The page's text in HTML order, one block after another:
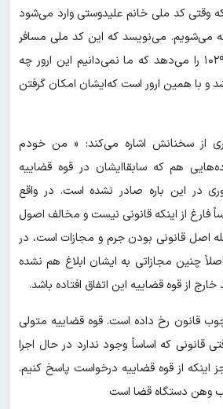
وقتی کد ملی خانم علیدوستی وارد می‌شود
می‌شویم. می‌نویسد که این کد ملی مسافر
ارور دارد و ارور شماره ۱۰۲۹۳ را می‌دهد که ما نمی‌دانیم این ارور چه
و با همین ارور است که‌ایشان امکان گرفتن
از سخنانش اشاره می‌کند: « من خودم
هم که سابقا‌ایشان در قوه قضاییه
در این باره صادر نشده است. در واقع
از اینکه قانونی نیست و مخالف اصول
اصل قانونی بودن جرم و مجازات است، در
چنین مجازاتی به‌ ایشان ابلاغ هم نشده
خارج از قوه قضاییه این اتفاق افتاده باشد.
قانون رخ داده است. قوه قضاییه متولی
قانونی که اساساً وجود ندارد در حال اجرا
اینکه از قوه قضاییه درخواست پاسخ کنیم.
وهن دستگاه قضا است